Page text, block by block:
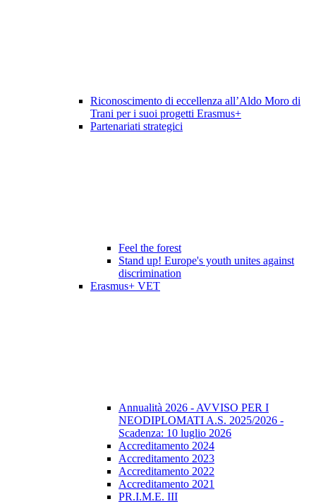
Riconoscimento di eccellenza all’Aldo Moro di
Trani per i suoi progetti Erasmus+
Partenariati strategici
Feel the forest
Stand up! Europe's youth unites against
discrimination
Erasmus+ VET
Annualità 2026 - AVVISO PER I
NEODIPLOMATI A.S. 2025/2026 -
Scadenza: 10 luglio 2026
Accreditamento 2024
Accreditamento 2023
Accreditamento 2022
Accreditamento 2021
PR.I.M.E. III